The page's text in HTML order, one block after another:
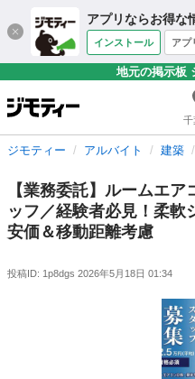
アプリならお得な
インストール アプ
地元の掲示板
千
ジモティー アルバイト 建築
【業務委託】ルームエ
ッフ／経験者必見！柔軟
安価＆移動距離考慮
投稿ID: 1p8dgs 2026年5月18日 01:34